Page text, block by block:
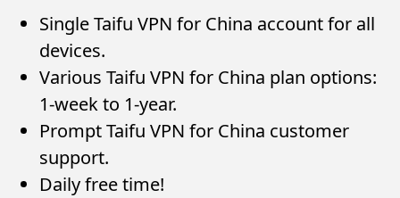
Single Taifu VPN for China account for all
devices.
Various Taifu VPN for China plan options:
1-week to 1-year.
Prompt Taifu VPN for China customer
support.
Daily free time!